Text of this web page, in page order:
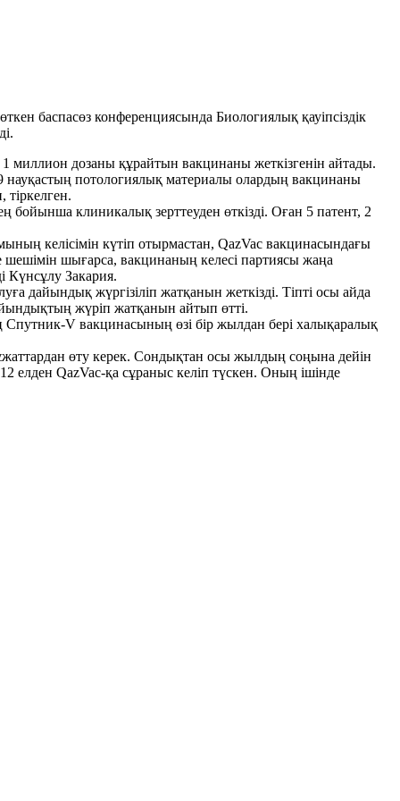
баспасөз конференциясында Биологиялық қауіпсіздік
дозаны құрайтын вакцинаны жеткізгенін айтады.
потологиялық материалы олардың вакцинаны
клиникалық зерттеуден өткізді. Оған 5 патент, 2
келісімін күтіп отырмастан, QazVac вакцинасындағы
шығарса, вакцинаның келесі партиясы жаңа
Күнсұлу Закария.
дайындық жүргізіліп жатқанын жеткізді. Тіпті осы айда
жүріп жатқанын айтып өтті.
Спутник-V вакцинасының өзі бір жылдан бері халықаралық
өту керек. Сондықтан осы жылдың соңына дейін
елден QazVac-қа сұраныс келіп түскен. Оның ішінде